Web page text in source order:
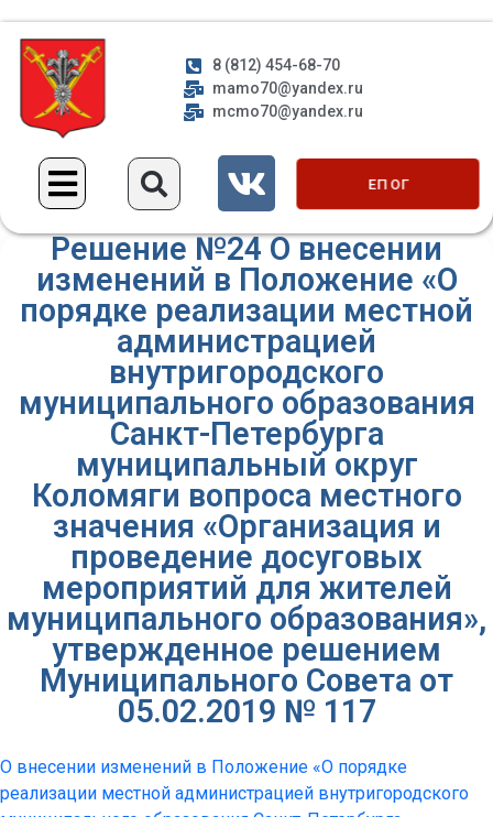
8 (812) 454-68-70
mamo70@yandex.ru
mcmo70@yandex.ru
ЕП ОГ
Решение №24 О внесении
изменений в Положение «О
порядке реализации местной
администрацией
внутригородского
муниципального образования
Санкт-Петербурга
муниципальный округ
Коломяги вопроса местного
значения «Организация и
проведение досуговых
мероприятий для жителей
муниципального образования»,
утвержденное решением
Муниципального Совета от
05.02.2019 № 117
О внесении изменений в Положение «О порядке
реализации местной администрацией внутригородского